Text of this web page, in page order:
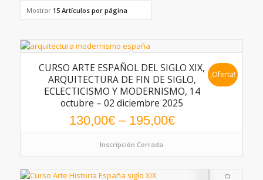
Mostrar 15 Artículos por página
CURSO ARTE ESPAÑOL DEL SIGLO XIX,
ARQUITECTURA DE FIN DE SIGLO,
ECLECTICISMO Y MODERNISMO, 14
octubre – 02 diciembre 2025
130,00€– 195,00€
¡Oferta!
Inscripción Cerrada